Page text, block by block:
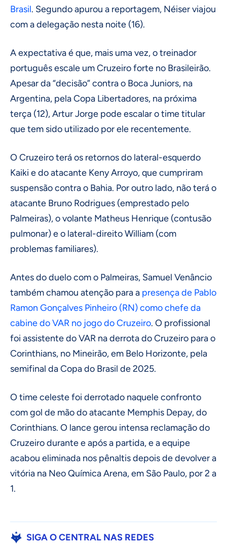
Brasil. Segundo apurou a reportagem, Néiser viajou
com a delegação nesta noite (16).
A expectativa é que, mais uma vez, o treinador
português escale um Cruzeiro forte no Brasileirão.
Apesar da “decisão” contra o Boca Juniors, na
Argentina, pela Copa Libertadores, na próxima
terça (12), Artur Jorge pode escalar o time titular
que tem sido utilizado por ele recentemente.
O Cruzeiro terá os retornos do lateral-esquerdo
Kaiki e do atacante Keny Arroyo, que cumpriram
suspensão contra o Bahia. Por outro lado, não terá o
atacante Bruno Rodrigues (emprestado pelo
Palmeiras), o volante Matheus Henrique (contusão
pulmonar) e o lateral-direito William (com
problemas familiares).
Antes do duelo com o Palmeiras, Samuel Venâncio
também chamou atenção para a presença de Pablo
Ramon Gonçalves Pinheiro (RN) como chefe da
cabine do VAR no jogo do Cruzeiro. O profissional
foi assistente do VAR na derrota do Cruzeiro para o
Corinthians, no Mineirão, em Belo Horizonte, pela
semifinal da Copa do Brasil de 2025.
O time celeste foi derrotado naquele confronto
com gol de mão do atacante Memphis Depay, do
Corinthians. O lance gerou intensa reclamação do
Cruzeiro durante e após a partida, e a equipe
acabou eliminada nos pênaltis depois de devolver a
vitória na Neo Química Arena, em São Paulo, por 2 a
1.
SIGA O CENTRAL NAS REDES